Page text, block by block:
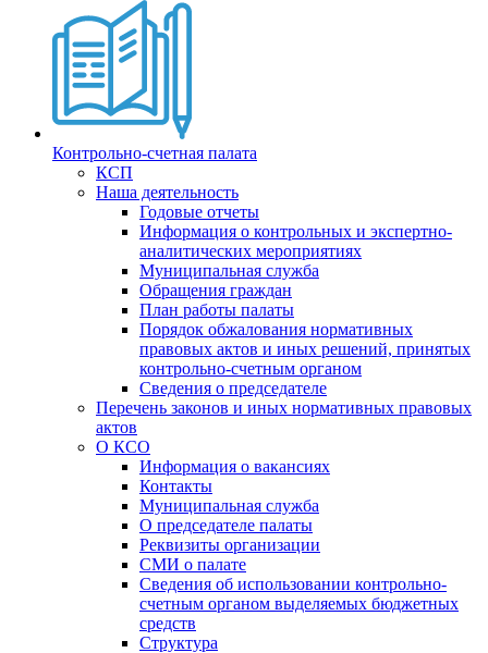
Контрольно-счетная палата
КСП
Наша деятельность
Годовые отчеты
Информация о контрольных и экспертно-
аналитических мероприятиях
Муниципальная служба
Обращения граждан
План работы палаты
Порядок обжалования нормативных
правовых актов и иных решений, принятых
контрольно-счетным органом
Сведения о председателе
Перечень законов и иных нормативных правовых
актов
О КСО
Информация о вакансиях
Контакты
Муниципальная служба
О председателе палаты
Реквизиты организации
СМИ о палате
Сведения об использовании контрольно-
счетным органом выделяемых бюджетных
средств
Структура